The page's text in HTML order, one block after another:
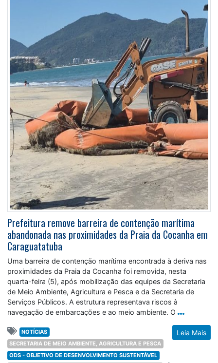
Prefeitura remove barreira de contenção marítima
abandonada nas proximidades da Praia da Cocanha em
Caraguatatuba
Uma barreira de contenção marítima encontrada à deriva nas
proximidades da Praia da Cocanha foi removida, nesta
quarta-feira (5), após mobilização das equipes da Secretaria
de Meio Ambiente, Agricultura e Pesca e da Secretaria de
Serviços Públicos. A estrutura representava riscos à
navegação de embarcações e ao meio ambiente. O
Leia Mais
NOTÍCIAS
SECRETARIA DE MEIO AMBIENTE, AGRICULTURA E PESCA
ODS - OBJETIVO DE DESENVOLVIMENTO SUSTENTÁVEL